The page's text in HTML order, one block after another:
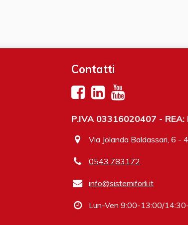
Contatti
P.IVA 03316020407 -
Via Jolanda Baldassari, 6 -
0543.783172
info@sistemiforli.it
Lun-Ven 9:00-13:00/